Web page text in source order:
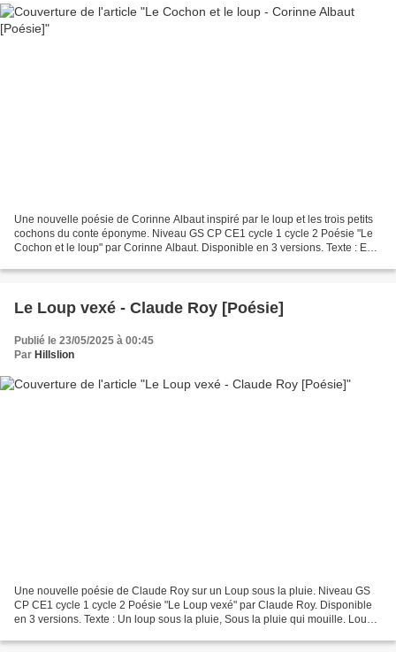
Une nouvelle poésie de Corinne Albaut inspiré par le loup et les trois petits
cochons du conte éponyme. Niveau GS CP CE1 cycle 1 cycle 2 Poésie "Le
Cochon et le loup" par Corinne Albaut. Disponible en 3 versions. Texte : Est-
Le Loup vexé - Claude Roy [Poésie]
Publié le 23/05/2025 à 00:45
Par Hillslion
Une nouvelle poésie de Claude Roy sur un Loup sous la pluie. Niveau GS
CP CE1 cycle 1 cycle 2 Poésie "Le Loup vexé" par Claude Roy. Disponible
en 3 versions. Texte : Un loup sous la pluie, Sous la pluie qui mouille. Loup